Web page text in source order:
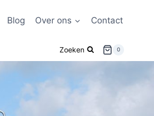
Blog Over ons Contact
Zoeken 0